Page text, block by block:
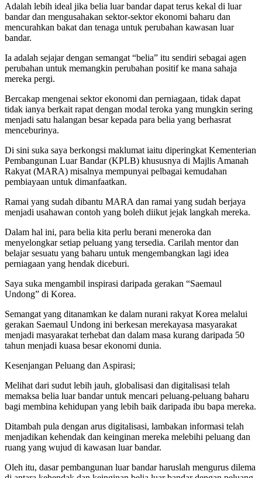
Adalah lebih ideal jika belia luar bandar dapat terus kekal di luar
bandar dan mengusahakan sektor-sektor ekonomi baharu dan
mencurahkan bakat dan tenaga untuk perubahan kawasan luar
bandar.
Ia adalah sejajar dengan semangat “belia” itu sendiri sebagai agen
perubahan untuk memangkin perubahan positif ke mana sahaja
mereka pergi.
Bercakap mengenai sektor ekonomi dan perniagaan, tidak dapat
tidak ianya berkait rapat dengan modal teroka yang mungkin sering
menjadi satu halangan besar kepada para belia yang berhasrat
menceburinya.
Di sini suka saya berkongsi maklumat iaitu diperingkat Kementerian
Pembangunan Luar Bandar (KPLB) khususnya di Majlis Amanah
Rakyat (MARA) misalnya mempunyai pelbagai kemudahan
pembiayaan untuk dimanfaatkan.
Ramai yang sudah dibantu MARA dan ramai yang sudah berjaya
menjadi usahawan contoh yang boleh diikut jejak langkah mereka.
Dalam hal ini, para belia kita perlu berani meneroka dan
menyelongkar setiap peluang yang tersedia. Carilah mentor dan
belajar sesuatu yang baharu untuk mengembangkan lagi idea
perniagaan yang hendak diceburi.
Saya suka mengambil inspirasi daripada gerakan “Saemaul
Undong” di Korea.
Semangat yang ditanamkan ke dalam nurani rakyat Korea melalui
gerakan Saemaul Undong ini berkesan merekayasa masyarakat
menjadi masyarakat terhebat dan dalam masa kurang daripada 50
tahun menjadi kuasa besar ekonomi dunia.
Kesenjangan Peluang dan Aspirasi;
Melihat dari sudut lebih jauh, globalisasi dan digitalisasi telah
memaksa belia luar bandar untuk mencari peluang-peluang baharu
bagi membina kehidupan yang lebih baik daripada ibu bapa mereka.
Ditambah pula dengan arus digitalisasi, lambakan informasi telah
menjadikan kehendak dan keinginan mereka melebihi peluang dan
ruang yang wujud di kawasan luar bandar.
Oleh itu, dasar pembangunan luar bandar haruslah mengurus dilema